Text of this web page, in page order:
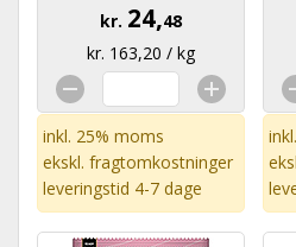
kr. 24,48
kr. 163,20 / kg
inkl. 25% moms
ekskl. fragtomkostninger
leveringstid 4-7 dage